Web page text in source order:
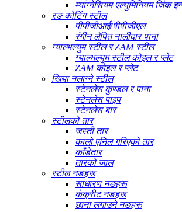
म्याग्नेसियम एल्युमिनियम जिंक
रङ कोटिंग स्टील
पीपीजीआई/पीपीजीएल
रंगीन लेपित नालीदार पाना
ग्याल्भल्युम स्टील र ZAM स्टील
ग्याल्भल्युम स्टील कोइल र प्लेट
ZAM कोइल र प्लेट
खिया नलाग्ने स्टील
स्टेनलेस कुण्डल र पाना
स्टेनलेस पाइप
स्टेनलेस बार
स्टीलको तार
जस्ती तार
कालो एनिल गरिएको तार
काँडेतार
तारको जाल
स्टील नङहरू
साधारण नङहरू
कंक्रीट नङहरू
छाना लगाउने नङहरू